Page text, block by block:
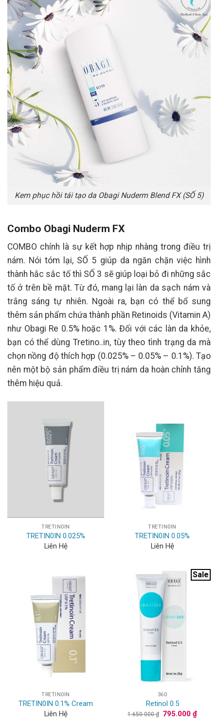
Kem phục hồi tái tạo da Obagi Nuderm Blend FX (SỐ 5)
Combo Obagi Nuderm FX
COMBO chính là sự kết hợp nhịp nhàng trong điều trị
nám. Nói tóm lại, SỐ 5 giúp da ngăn chặn việc hình
thành hắc sắc tố thì SỐ 3 sẽ giúp loại bỏ đi những sắc
tố ở trên bề mặt. Từ đó, mang lại làn da sạch nám và
trắng sáng tự nhiên. Ngoài ra, bạn có thể bổ sung
thêm sản phẩm chứa thành phần Retinoids (Vitamin A)
như Obagi Re 0.5% hoặc 1%. Đối với các làn da khỏe,
bạn có thể dùng Tretino..in, tùy theo tình trạng da mà
chọn nồng độ thích hợp (0.025% – 0.05% – 0.1%). Tạo
nên một bộ sản phẩm điều trị nám da hoàn chỉnh tăng
thêm hiệu quả.
TRETIN0IN
TRETIN0IN 0.025%
Liên Hệ
TRETIN0IN
TRETIN0IN 0.05%
Liên Hệ
TRETIN0IN
TRETIN0IN 0.1% Cream
Liên Hệ
Sale
360
Retinol 0.5
1.650.000₫ Giá
795.000₫Giá